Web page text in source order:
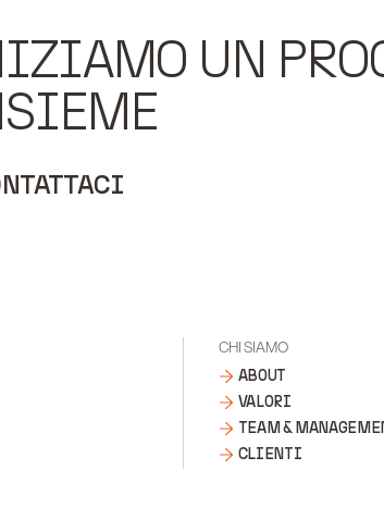
UN
CHI SIAMO
ABOUT
VALORI
TEAM &
CLIENTI